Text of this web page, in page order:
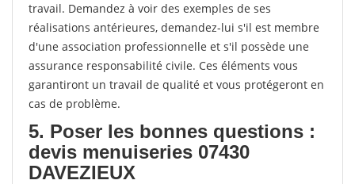
travail. Demandez à voir des exemples de ses
réalisations antérieures, demandez-lui s'il est membre
d'une association professionnelle et s'il possède une
assurance responsabilité civile. Ces éléments vous
garantiront un travail de qualité et vous protégeront en
cas de problème.
5. Poser les bonnes questions :
devis menuiseries 07430
DAVEZIEUX